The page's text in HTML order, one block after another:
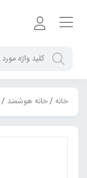
خانه/خانه هوشمند /